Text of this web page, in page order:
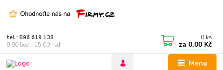
Menu
tel.: 596 619 138
9.00 hod - 15.00 hod.
0 ks
za 0,00 Kč